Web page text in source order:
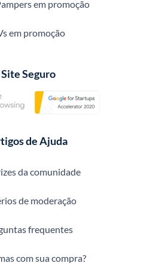
em promoção
em promoção
Site Seguro
de Ajuda
da comunidade
de moderação
frequentes
com sua compra?